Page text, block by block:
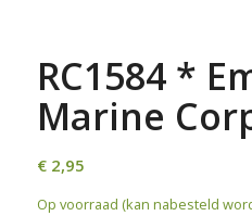
RC1584 *
Marine
€2,95
Op voorraad (kan nabesteld